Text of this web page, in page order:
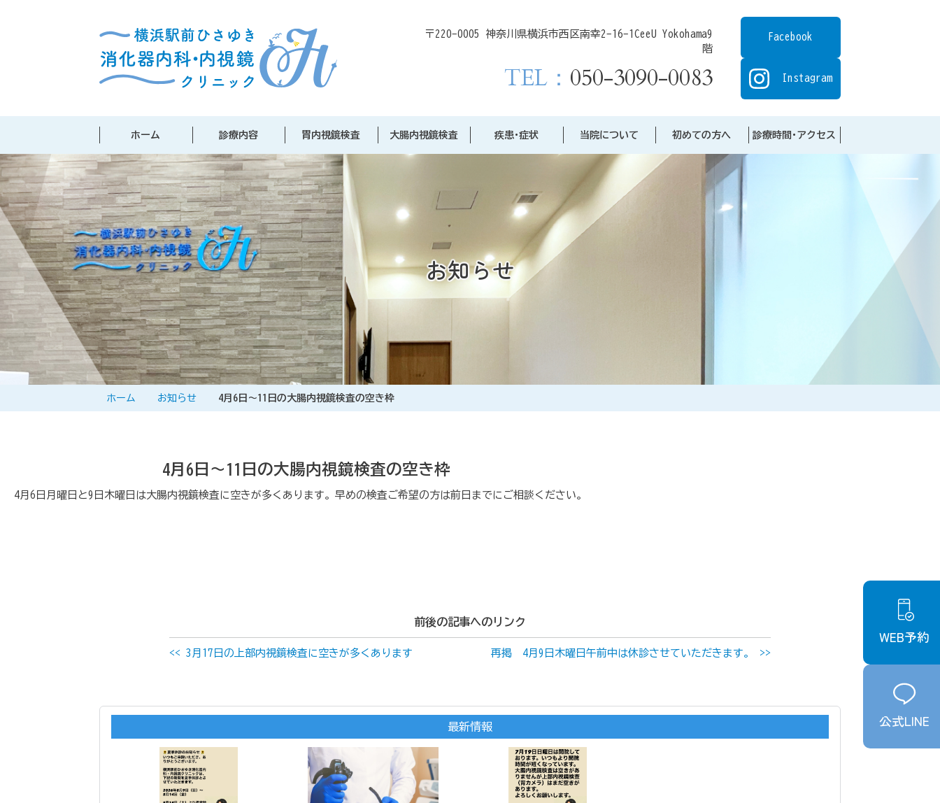
〒220-0005 神奈川県横浜市西区南幸2-16-1CeeU Yokohama9
階
TEL： 050-3090-0083
Facebook
Instagram
ホーム 診療内容 胃内視鏡検査 大腸内視鏡検査 疾患･症状 当院について 初めての方へ 診療時間･アクセス
お知らせ
ホーム お知らせ 4月6日～11日の大腸内視鏡検査の空き枠
4月6日～11日の大腸内視鏡検査の空き枠
4月6日月曜日と9日木曜日は大腸内視鏡検査に空きが多くあります。早めの検査ご希望の方は前日までにご相談ください。
前後の記事へのリンク
<< 3月17日の上部内視鏡検査に空きが多くあります 再掲 4月9日木曜日午前中は休診させていただきます。 >>
最新情報
WEB予約
公式LINE